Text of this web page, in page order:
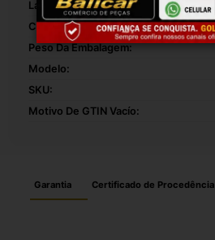
Largura Da Embalagem:
Comprimento Da Embalagem:
Peso Da Embalagem:
Modelo:
SKU:
Motivo De GTIN Vacío:
Garantia Certificado de Procedência